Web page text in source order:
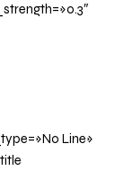
Line»